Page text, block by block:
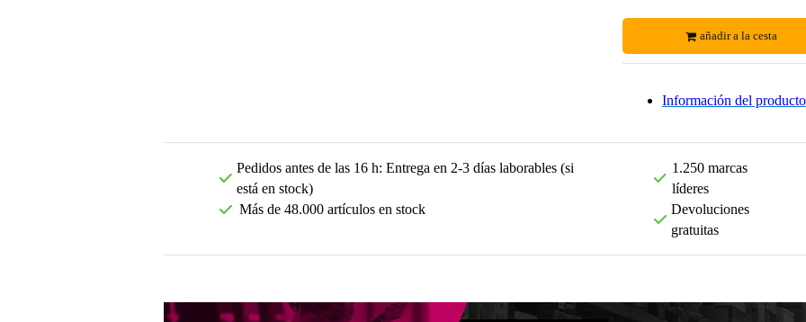
añadir a la cesta
Información del producto
Pedidos antes de las 16 h: Entrega en 2-3 días laborables (si
está en stock)
Más de 48.000 artículos en stock
1.250 marcas
líderes
Devoluciones
gratuitas